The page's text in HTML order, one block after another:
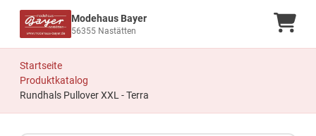
Modehaus Bayer
56355 Nastätten
Startseite
Produktkatalog
Rundhals Pullover XXL - Terra